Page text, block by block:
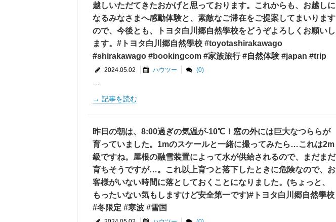
越しいただてきたおかげと思っております。これからも、お越しに
なるみなさまへ感動体験と、素敵なご滞在をご提案してまいります
ので、今後とも、トヨタ白川郷自然學校をどうぞよろしくお願いし
ます。#トヨタ白川郷自然學校 #toyotashirakawago
#shirakawago #bookingcom #家族旅行 #自然体験 #japan #trip
2024.05.02 ハウツー (0)
記事を読む
昨日の朝は、8:00過ぎの気温が-10℃！窓の外には巨大なつらら️が
育っていました。1mのスケールと一緒に撮ってみたら…これは2m
級ですね。屋根の融雪装置によって水が供給されるので、まだまだ
育ちそうですが…。これ以上育つと落下したときに危険なので、お
客様がいない時間に落としておくことになりました。(ちょっと、
もったいない気もしますけど安全第一です)#トヨタ白川郷自然學校
#冬限定 #寒波 #雪国